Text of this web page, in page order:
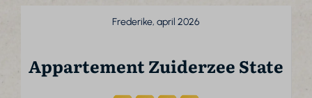
Frederike, april 2026
Appartement Zuiderzee State